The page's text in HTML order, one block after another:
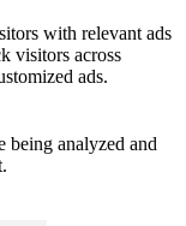
with relevant ads
visitors across
ads.
being analyzed and